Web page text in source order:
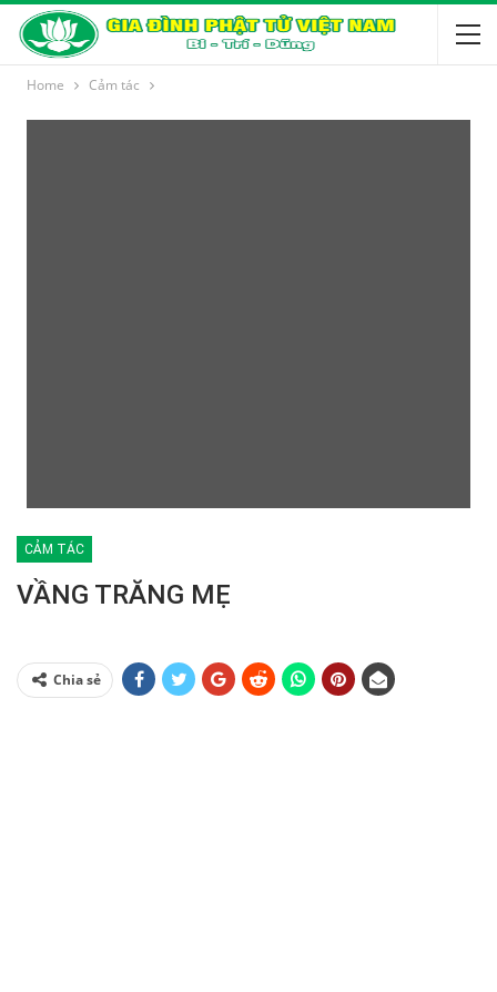
Home Cảm tác
CẢM TÁC
VẦNG TRĂNG MẸ
Chia sẻ